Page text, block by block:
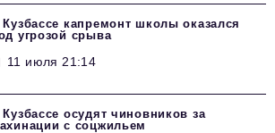
Кузбассе капремонт школы оказался
угрозой срыва
11 июля 21:14
Кузбассе осудят чиновников за
с соцжильем